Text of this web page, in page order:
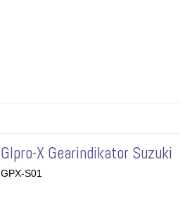
GIpro-X Gearindikator Suzuki
GPX-S01